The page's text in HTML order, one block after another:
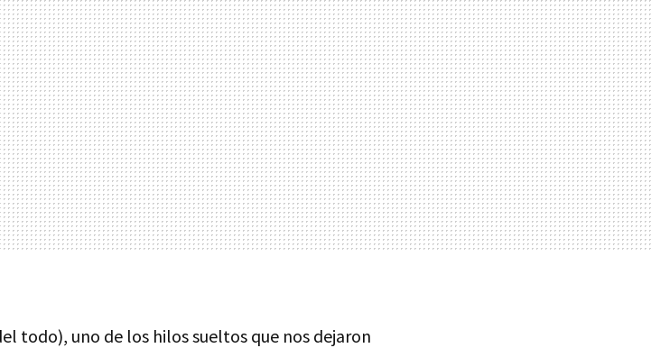
todo), uno de los hilos sueltos que nos dejaron